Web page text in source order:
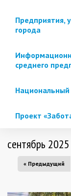
Предприятия,
города
среднего
Проект
сентябрь 2025
« Предыдущий